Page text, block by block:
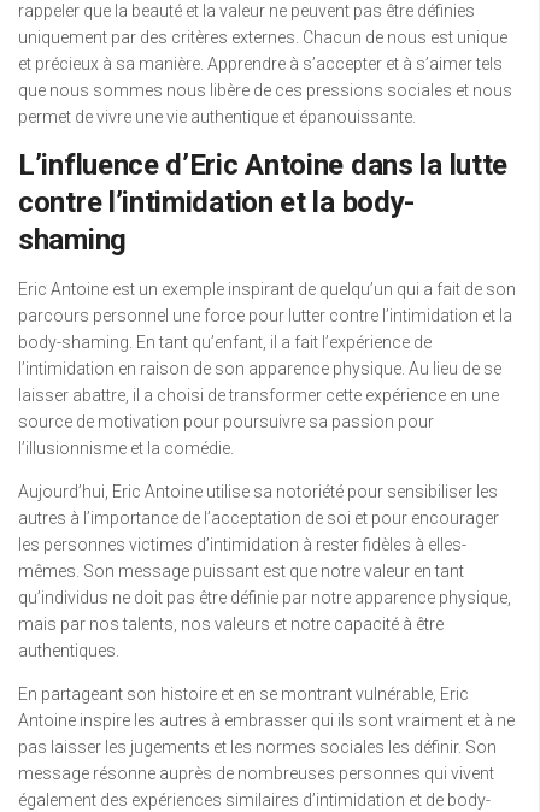
rappeler que la beauté et la valeur ne peuvent pas être définies
uniquement par des critères externes. Chacun de nous est unique
et précieux à sa manière. Apprendre à s’accepter et à s’aimer tels
que nous sommes nous libère de ces pressions sociales et nous
permet de vivre une vie authentique et épanouissante.
L’influence d’Eric Antoine dans la lutte
contre l’intimidation et la body-
shaming
Eric Antoine est un exemple inspirant de quelqu’un qui a fait de son
parcours personnel une force pour lutter contre l’intimidation et la
body-shaming. En tant qu’enfant, il a fait l’expérience de
l’intimidation en raison de son apparence physique. Au lieu de se
laisser abattre, il a choisi de transformer cette expérience en une
source de motivation pour poursuivre sa passion pour
l’illusionnisme et la comédie.
Aujourd’hui, Eric Antoine utilise sa notoriété pour sensibiliser les
autres à l’importance de l’acceptation de soi et pour encourager
les personnes victimes d’intimidation à rester fidèles à elles-
mêmes. Son message puissant est que notre valeur en tant
qu’individus ne doit pas être définie par notre apparence physique,
mais par nos talents, nos valeurs et notre capacité à être
authentiques.
En partageant son histoire et en se montrant vulnérable, Eric
Antoine inspire les autres à embrasser qui ils sont vraiment et à ne
pas laisser les jugements et les normes sociales les définir. Son
message résonne auprès de nombreuses personnes qui vivent
également des expériences similaires d’intimidation et de body-